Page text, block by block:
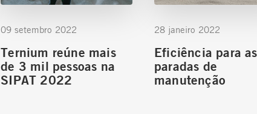
09 setembro 2022
Ternium reúne mais
de 3 mil pessoas na
SIPAT 2022
28 janeiro 2022
Eficiência para as
paradas de
manutenção